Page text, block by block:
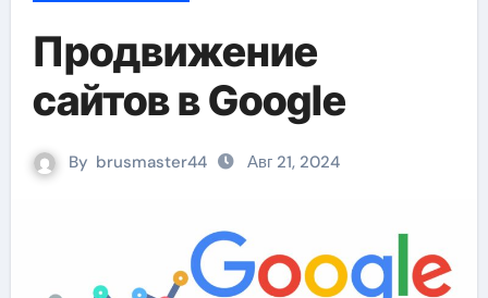
Продвижение
сайтов в Google
By brusmaster44 Авг 21, 2024